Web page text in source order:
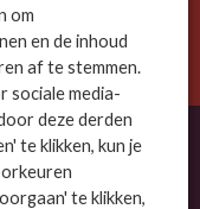
AANMELDEN
om
en de inhoud
af te stemmen.
sociale media-
deze derden
te klikken, kun je
te klikken,